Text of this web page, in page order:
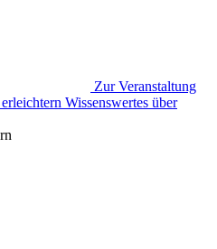
Zur Veranstaltung
Wissenswertes über